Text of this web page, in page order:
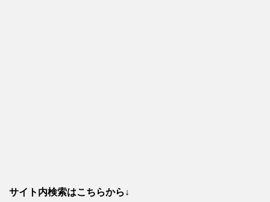
サイト内検索はこちらから↓